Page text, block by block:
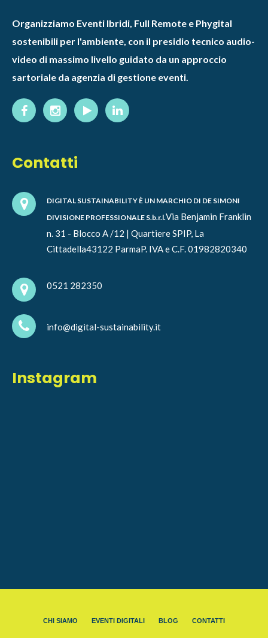
Organizziamo Eventi Ibridi, Full Remote e Phygital
sostenibili per l'ambiente, con il presidio tecnico audio-
video di massimo livello guidato da un approccio
sartoriale da agenzia di gestione eventi.
Contatti
DIGITAL SUSTAINABILITY È UN MARCHIO DI DE SIMONI
DIVISIONE PROFESSIONALE S.b.r.l.Via Benjamin Franklin
n. 31 - Blocco A /12 | Quartiere SPIP, La
Cittadella43122 ParmaP. IVA e C.F. 01982820340
0521 282350
info@digital-sustainability.it
Instagram
CHI SIAMO EVENTI DIGITALI BLOG CONTATTI